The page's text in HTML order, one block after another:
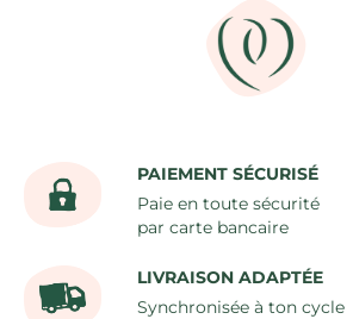
PAIEMENT SÉCURISÉ
Paie en toute sécurité
par carte bancaire
LIVRAISON ADAPTÉE
Synchronisée à ton cycle